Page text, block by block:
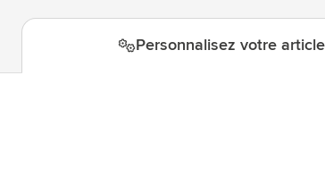
Personnalisez votre article